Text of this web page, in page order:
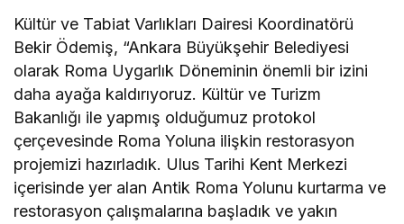
Kültür ve Tabiat Varlıkları Dairesi Koordinatörü
Bekir Ödemiş, “Ankara Büyükşehir Belediyesi
olarak Roma Uygarlık Döneminin önemli bir izini
daha ayağa kaldırıyoruz. Kültür ve Turizm
Bakanlığı ile yapmış olduğumuz protokol
çerçevesinde Roma Yoluna ilişkin restorasyon
projemizi hazırladık. Ulus Tarihi Kent Merkezi
içerisinde yer alan Antik Roma Yolunu kurtarma ve
restorasyon çalışmalarına başladık ve yakın